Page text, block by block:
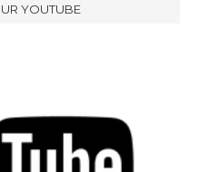
YOUTUBE